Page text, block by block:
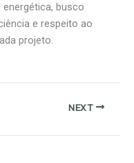
busco
e respeito ao
projeto.
NEXT